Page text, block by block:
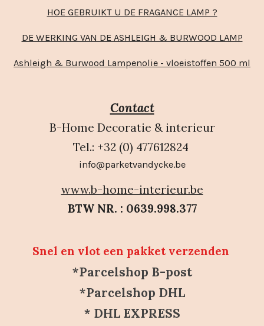
HOE GEBRUIKT U DE FRAGANCE LAMP ?
DE WERKING VAN DE ASHLEIGH & BURWOOD LAMP
Ashleigh & Burwood Lampenolie - vloeistoffen 500 ml
Contact
B-Home Decoratie & interieur
Tel.: +32 (0) 477612824
info@parketvandycke.be
www.b-home-interieur.be
BTW NR. : 0639.998.377
Snel en vlot een pakket verzenden
*Parcelshop B-post
*Parcelshop DHL
* DHL EXPRESS